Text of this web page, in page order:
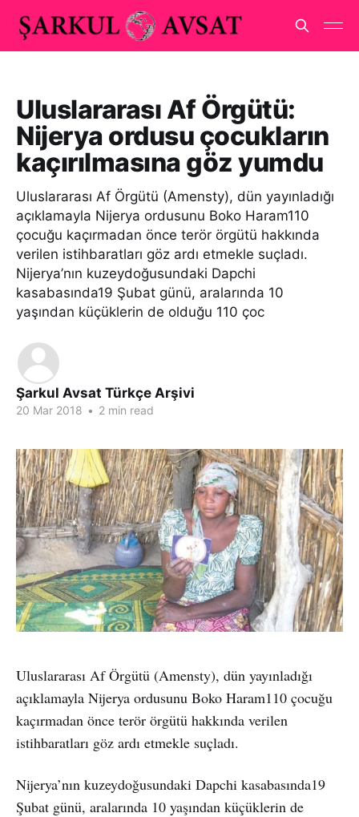
Uluslararası Af Örgütü:
Nijerya ordusu çocukların
kaçırılmasına göz yumdu
Uluslararası Af Örgütü (Amensty), dün yayınladığı
açıklamayla Nijerya ordusunu Boko Haram110
çocuğu kaçırmadan önce terör örgütü hakkında
verilen istihbaratları göz ardı etmekle suçladı.
Nijerya’nın kuzeydoğusundaki Dapchi
kasabasında19 Şubat günü, aralarında 10
yaşından küçüklerin de olduğu 110 çoc
Şarkul Avsat Türkçe Arşivi
20 Mar 2018 • 2 min read
Uluslararası Af Örgütü (Amensty), dün yayınladığı
açıklamayla Nijerya ordusunu Boko Haram110 çocuğu
kaçırmadan önce terör örgütü hakkında verilen
istihbaratları göz ardı etmekle suçladı.
Nijerya’nın kuzeydoğusundaki Dapchi kasabasında19
Şubat günü, aralarında 10 yaşından küçüklerin de